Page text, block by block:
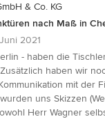
& Co. KG
nach Maß in
2021
- haben die
haben wir
mit der
uns Skizzen
Herr Wagner